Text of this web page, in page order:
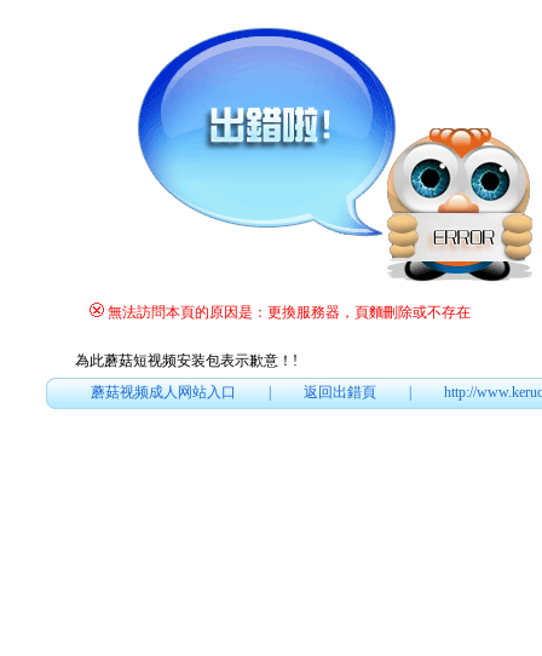
無法訪問本頁的原因是：更換服務器，頁麵刪除或不存在
為此蘑菇短视频安装包表示歉意！ !
蘑菇视频成人网站入口|返回出錯頁|http://